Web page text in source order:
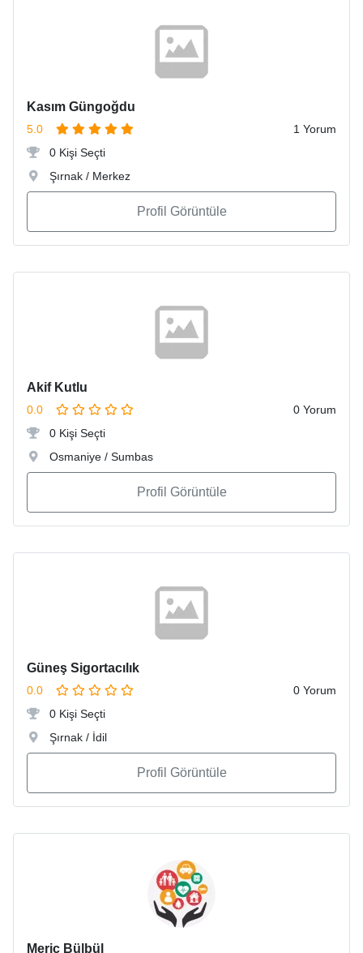
Kasım Güngoğdu
5.0
1 Yorum
0 Kişi Seçti
Şırnak / Merkez
Profil Görüntüle
Akif Kutlu
0.0
0 Yorum
0 Kişi Seçti
Osmaniye / Sumbas
Profil Görüntüle
Güneş Sigortacılık
0.0
0 Yorum
0 Kişi Seçti
Şırnak / İdil
Profil Görüntüle
Meriç Bülbül